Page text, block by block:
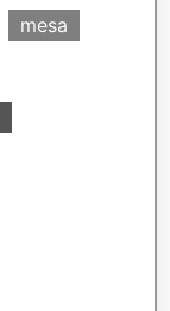
mesa